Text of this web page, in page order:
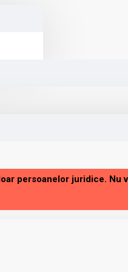
persoanelor juridice.